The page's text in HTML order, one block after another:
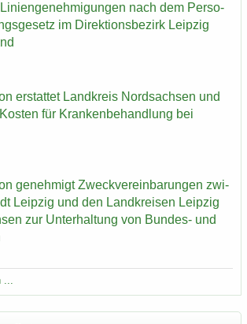
nach dem Per­so­
im Di­rek­ti­ons­be­zirk Leip­zig
er­stat­tet Land­kreis Nord­sach­sen und
für Kran­ken­be­hand­lung bei
ge­neh­migt Zweck­ver­ein­ba­run­gen zwi­
Leip­zig und den Land­krei­sen Leip­zig
zur Un­ter­hal­tung von Bundes-​ und
...